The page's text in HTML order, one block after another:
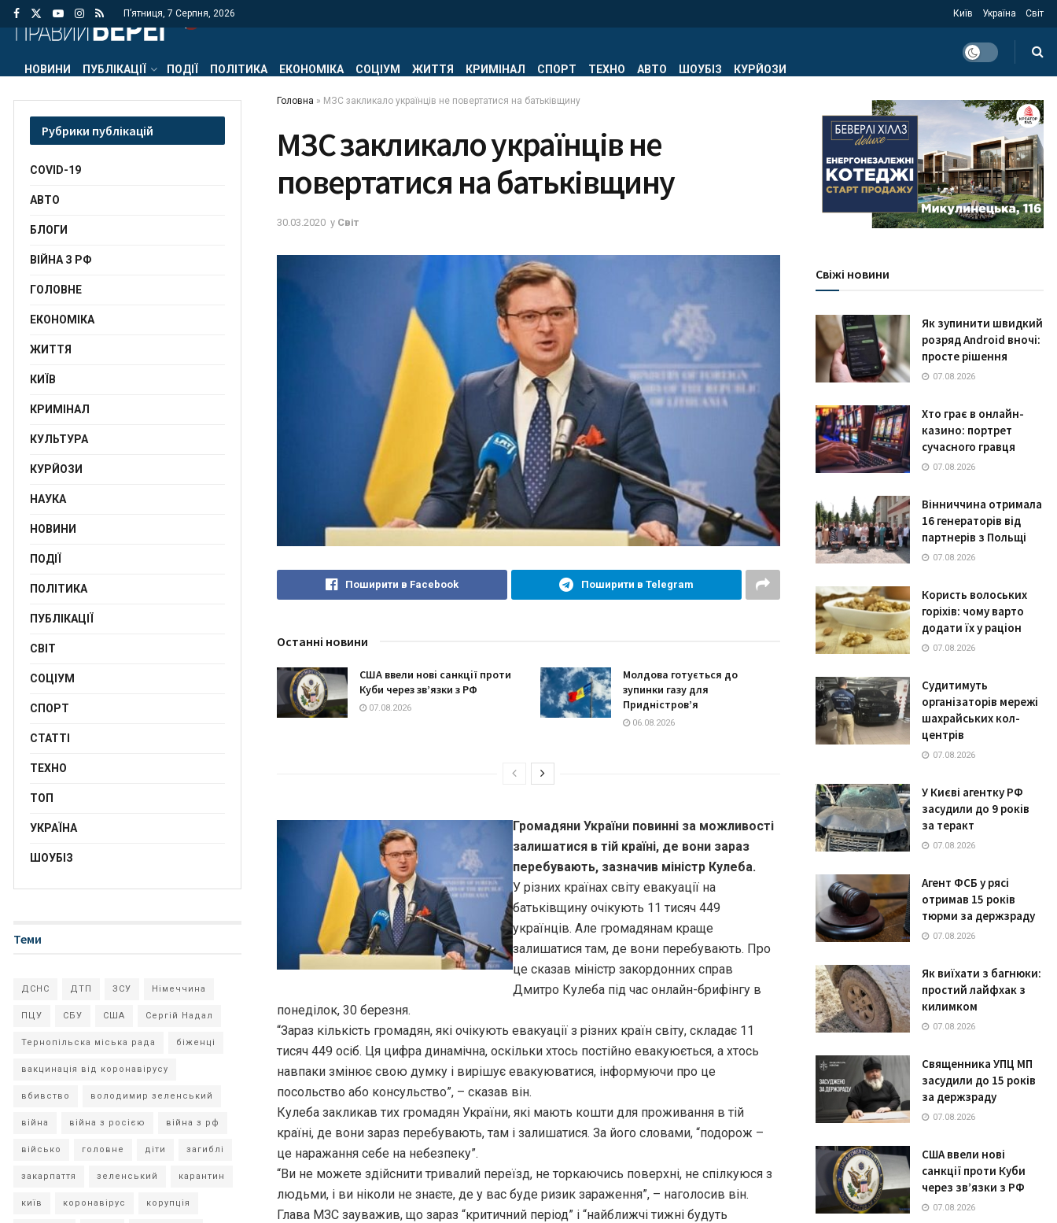
П’ятниця, 7 Серпня, 2026 Київ Україна Світ
НОВИНИ ПУБЛІКАЦІЇ ПОДІЇ ПОЛІТИКА ЕКОНОМІКА СОЦІУМ ЖИТТЯ КРИМІНАЛ СПОРТ ТЕХНО АВТО ШОУБІЗ КУРЙОЗИ
Головна » МЗС закликало українців не повертатися на батьківщину
МЗС закликало українців не
повертатися на батьківщину
30.03.2020 у Світ
Поширити в Facebook Поширити в Telegram
Останні новини
США ввели нові санкції проти
Куби через зв’язки з РФ
07.08.2026
Молдова готується до
зупинки газу для
Придністров’я
06.08.2026
Громадяни України повинні за можливості
залишатися в тій країні, де вони зараз
перебувають, зазначив міністр Кулеба.
У різних країнах світу евакуації на
батьківщину очікують 11 тисяч 449
українців. Але громадянам краще
залишатися там, де вони перебувають. Про
це сказав міністр закордонних справ
Дмитро Кулеба під час онлайн-брифінгу в
понеділок, 30 березня.
“Зараз кількість громадян, які очікують евакуації з різних країн світу, складає 11
тисяч 449 осіб. Ця цифра динамічна, оскільки хтось постійно евакуюється, а хтось
навпаки змінює свою думку і вирішує евакуюватися, інформуючи про це
посольство або консульство”, – сказав він.
Кулеба закликав тих громадян України, які мають кошти для проживання в тій
країні, де вони зараз перебувають, там і залишатися. За його словами, “подорож –
це наражання себе на небезпеку”.
“Ви не можете здійснити тривалий переїзд, не торкаючись поверхні, не спілкуюся з
людьми, і ви ніколи не знаєте, де у вас буде ризик зараження”, – наголосив він.
Глава МЗС зауважив, що зараз “критичний період” і “найближчі тижні будуть
Рубрики публікацій
COVID-19
АВТО
БЛОГИ
ВІЙНА З РФ
ГОЛОВНЕ
ЕКОНОМІКА
ЖИТТЯ
КИЇВ
КРИМІНАЛ
КУЛЬТУРА
КУРЙОЗИ
НАУКА
НОВИНИ
ПОДІЇ
ПОЛІТИКА
ПУБЛІКАЦІЇ
СВІТ
СОЦІУМ
СПОРТ
СТАТТІ
ТЕХНО
ТОП
УКРАЇНА
ШОУБІЗ
Теми
ДСНС ДТП ЗСУ Німеччина
ПЦУ СБУ США Сергій Надал
Тернопільска міська рада біженці
вакцинація від коронавірусу
вбивство володимир зеленський
війна війна з росією війна з рф
військо головне діти загиблі
закарпаття зеленський карантин
київ коронавірус корупція
Свіжі новини
Як зупинити швидкий
розряд Android вночі:
просте рішення
07.08.2026
Хто грає в онлайн-
казино: портрет
сучасного гравця
07.08.2026
Вінниччина отримала
16 генераторів від
партнерів з Польщі
07.08.2026
Користь волоських
горіхів: чому варто
додати їх у раціон
07.08.2026
Судитимуть
організаторів мережі
шахрайських кол-
центрів
07.08.2026
У Києві агентку РФ
засудили до 9 років
за теракт
07.08.2026
Агент ФСБ у рясі
отримав 15 років
тюрми за держзраду
07.08.2026
Як виїхати з багнюки:
простий лайфхак з
килимком
07.08.2026
Священника УПЦ МП
засудили до 15 років
за держзраду
07.08.2026
США ввели нові
санкції проти Куби
через зв’язки з РФ
07.08.2026